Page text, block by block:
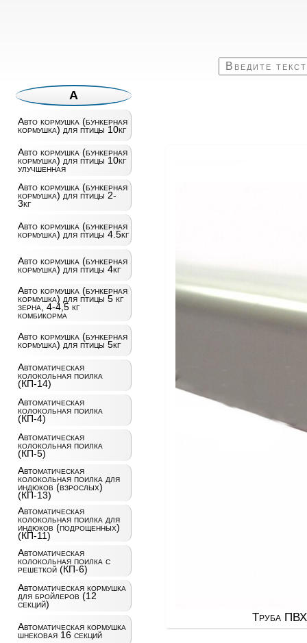
А
Авто кормушка (бункерная
кормушка) для птицы 10кг
Авто кормушка (бункерная
кормушка) для птицы 10кг
улучшенная
Авто кормушка (бункерная
кормушка) для птицы 2-
3кг
Авто кормушка (бункерная
кормушка) для птицы 4.5кг
Авто кормушка (бункерная
кормушка) для птицы 4кг
Авто кормушка (бункерная
кормушка) для птицы 5 кг
зерна, 4-4,5 кг
комбикорма
Авто кормушка (бункерная
кормушка) для птицы 5кг
Автоматическая
колокольная поилка
(КП-14)
Автоматическая
колокольная поилка
(КП-4)
Автоматическая
колокольная поилка
(КП-5)
Автоматическая
колокольная поилка для
индюков (взрослых)
(КП-13)
Автоматическая
колокольная поилка для
индюков (подрощенных)
(КП-11)
Автоматическая
колокольная поилка с
решеткой (КП-6)
Автоматическая кормушка
для бройлеров (12
секций)
Автоматическая кормушка
шнековая 16 секций
Труба